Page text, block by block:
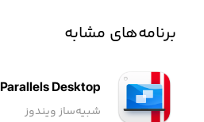
برنامه‌های مشابه
Parallels Desktop
شبیه‌ساز ویندوز